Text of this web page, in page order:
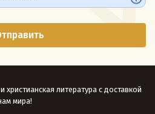
литература с доставкой
мира!